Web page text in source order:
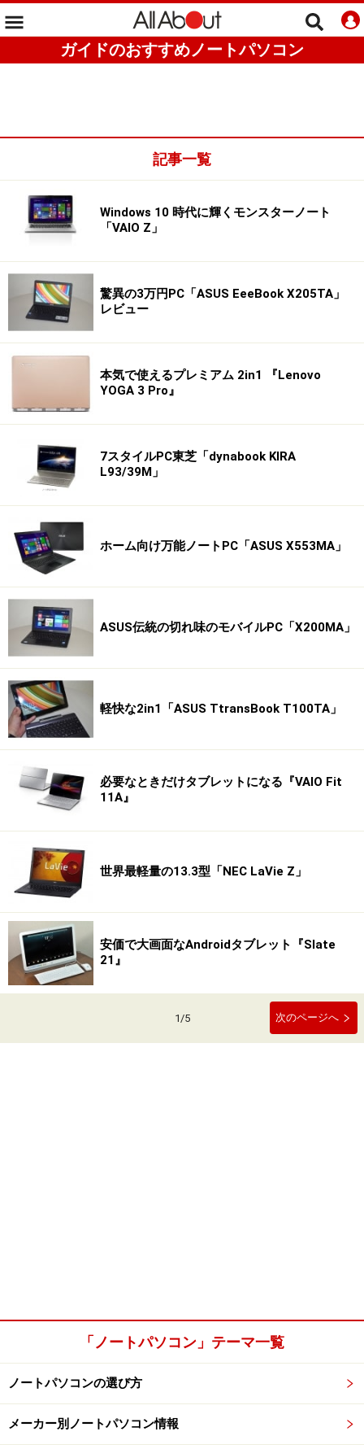
ガイドのおすすめノートパソコン
記事一覧
Windows 10 時代に輝くモンスターノート
「VAIO Z」
驚異の3万円PC「ASUS EeeBook X205TA」
レビュー
本気で使えるプレミアム 2in1 『Lenovo
YOGA 3 Pro』
7スタイルPC東芝「dynabook KIRA
L93/39M」
ホーム向け万能ノートPC「ASUS X553MA」
ASUS伝統の切れ味のモバイルPC「X200MA」
軽快な2in1「ASUS TtransBook T100TA」
必要なときだけタブレットになる『VAIO Fit
11A』
世界最軽量の13.3型「NEC LaVie Z」
安価で大画面なAndroidタブレット『Slate
21』
1/5 次のページへ
「ノートパソコン」テーマ一覧
ノートパソコンの選び方
メーカー別ノートパソコン情報